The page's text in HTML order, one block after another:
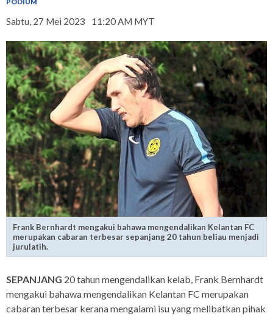
Sabtu, 27 Mei 2023 11:20 AM MYT
Frank Bernhardt mengakui bahawa mengendalikan Kelantan FC
merupakan cabaran terbesar sepanjang 20 tahun beliau menjadi
jurulatih.
SEPANJANG 20 tahun mengendalikan kelab, Frank Bernhardt
mengakui bahawa mengendalikan Kelantan FC merupakan
cabaran terbesar kerana mengalami isu yang melibatkan pihak